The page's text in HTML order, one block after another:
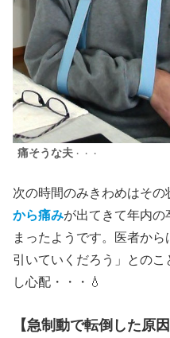
痛そうな夫 ・・・
次の時間のみきわめはその
から痛みが出てきて年内の
まったようです。医者か
引いていくだろう」との
し心配・・・💧
【急制動で転倒した原因